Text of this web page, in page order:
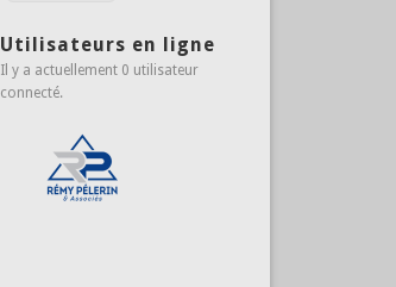
Utilisateurs en ligne
Il y a actuellement 0 utilisateur
connecté.